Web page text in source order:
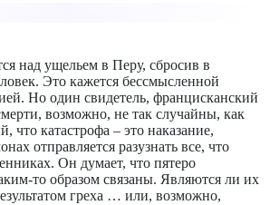
над ущельем в Перу, сбросив в
Это кажется бессмысленной
Но один свидетель, францисканский
возможно, не так случайны, как
что катастрофа – это наказание,
отправляется разузнать все, что
Он думает, что пятеро
то образом связаны. Являются ли их
греха … или, возможно,